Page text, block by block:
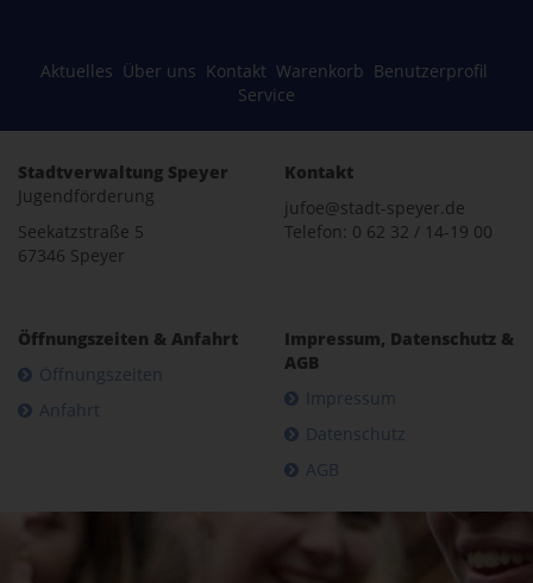
Aktuelles Über uns Kontakt Warenkorb Benutzerprofil
Service
Stadtverwaltung Speyer
Jugendförderung
Seekatzstraße 5
67346 Speyer
Kontakt
jufoe@stadt-speyer.de
Telefon: 0 62 32 / 14-19 00
Öffnungszeiten & Anfahrt
Öffnungszeiten
Anfahrt
Impressum, Datenschutz &
AGB
Impressum
Datenschutz
AGB